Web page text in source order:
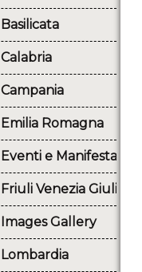
Basilicata
Calabria
Campania
Emilia Romagna
Eventi e Manifestazioni.
Friuli Venezia Giulia
Images Gallery
Lombardia